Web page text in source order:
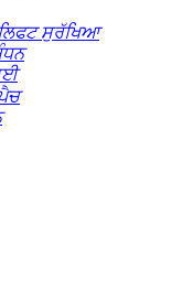
ਸੁਰੱਖਿਆ